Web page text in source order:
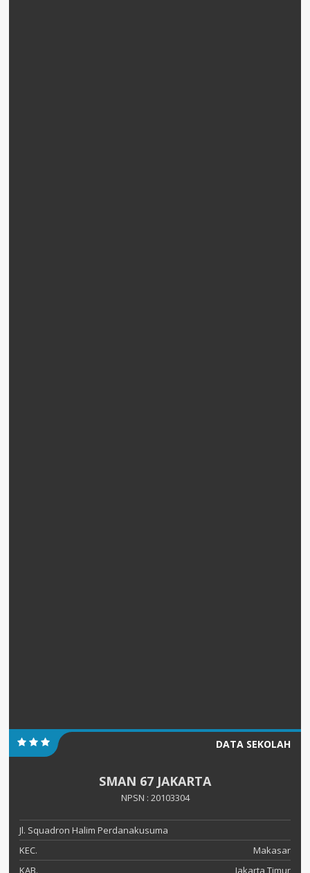
DATA SEKOLAH
SMAN 67 JAKARTA
NPSN : 20103304
Jl. Squadron Halim Perdanakusuma
KEC.
Makasar
KAB.
Jakarta Timur